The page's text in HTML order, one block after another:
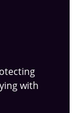
with